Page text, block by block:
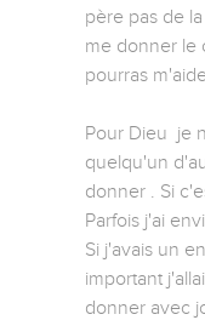
père pas de
me donner le
pourras
Pour Dieu  je
quelqu'un
donner . Si
Parfois j'ai
Si j'avais un
important
donner avec